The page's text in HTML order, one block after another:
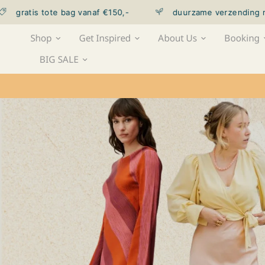
€150,- duurzame verzending met Velocity
Shop Get Inspired About Us
Booking
BIG SALE